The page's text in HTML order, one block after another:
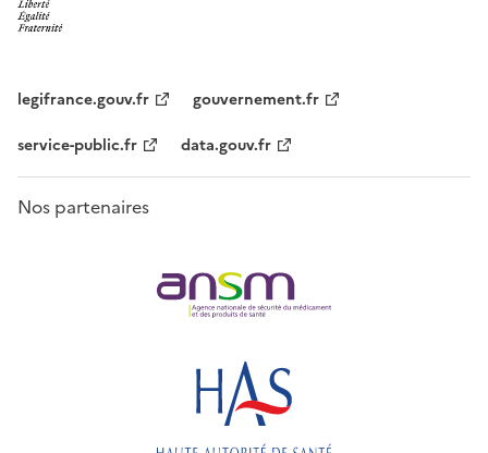
legifrance.gouv.fr
gouvernement.fr
service-public.fr
data.gouv.fr
Nos partenaires